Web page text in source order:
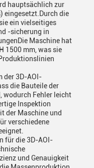
hauptsächlich zur
eingesetzt.Durch die
ein vielseitiges
-sicherung in
Maschine hat
1500 mm, was sie
der 3D-AOI-
die Bauteile der
wodurch Fehler leicht
Inspektion
der Maschine und
verschiedene
für die 3D-AOI-
und Genauigkeit